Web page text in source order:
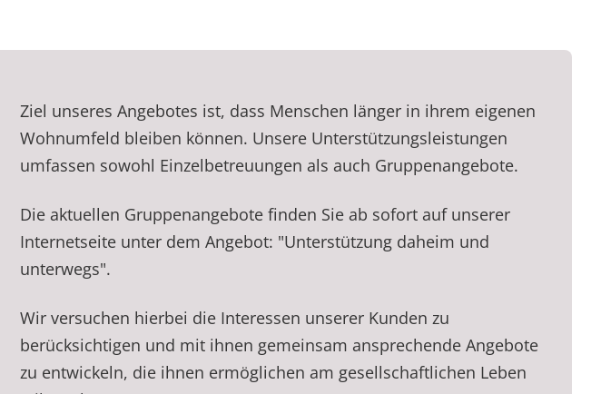
Ziel unseres Angebotes ist, dass Menschen länger in ihrem eigenen
Wohnumfeld bleiben können. Unsere Unterstützungsleistungen
umfassen sowohl Einzelbetreuungen als auch Gruppenangebote.
Die aktuellen Gruppenangebote finden Sie ab sofort auf unserer
Internetseite unter dem Angebot: "Unterstützung daheim und
unterwegs".
Wir versuchen hierbei die Interessen unserer Kunden zu
berücksichtigen und mit ihnen gemeinsam ansprechende Angebote
zu entwickeln, die ihnen ermöglichen am gesellschaftlichen Leben